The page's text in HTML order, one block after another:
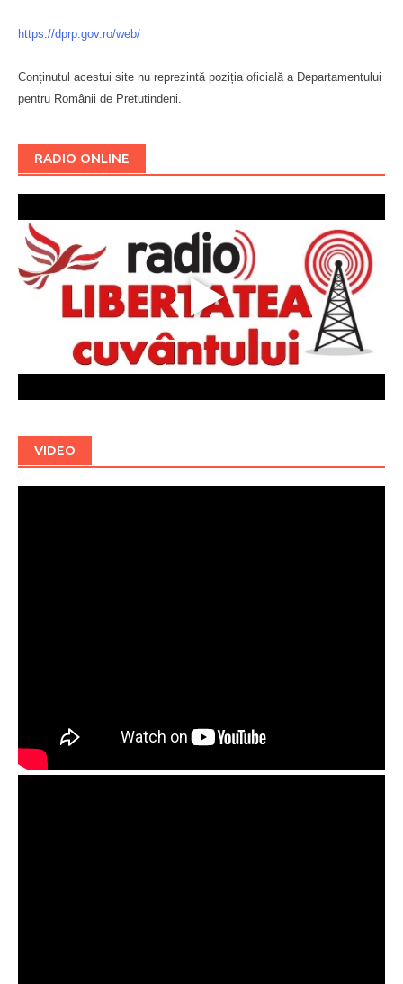
https://dprp.gov.ro/web/
Conținutul acestui site nu reprezintă poziția oficială a Departamentului
pentru Românii de Pretutindeni.
RADIO ONLINE
VIDEO